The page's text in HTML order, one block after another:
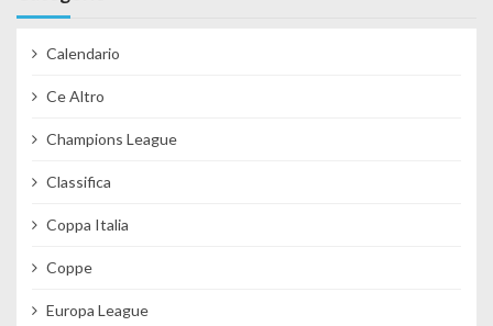
Calendario
Ce Altro
Champions League
Classifica
Coppa Italia
Coppe
Europa League